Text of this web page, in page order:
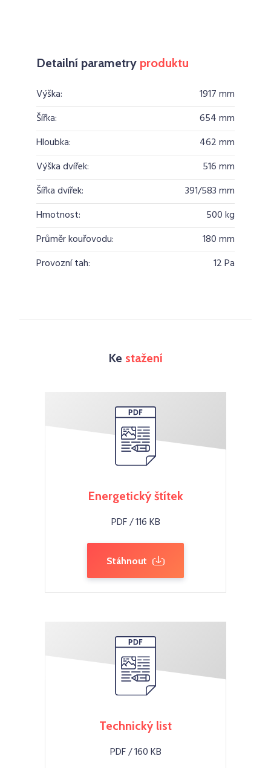
Detailní parametry produktu
Výška:
1917 mm
Šířka:
654 mm
Hloubka:
462 mm
Výška dvířek:
516 mm
Šířka dvířek:
391/583 mm
Hmotnost:
500 kg
Průměr kouřovodu:
180 mm
Provozní tah:
12 Pa
Ke stažení
Energetický štítek
PDF / 116 KB
Stáhnout
Technický list
PDF / 160 KB